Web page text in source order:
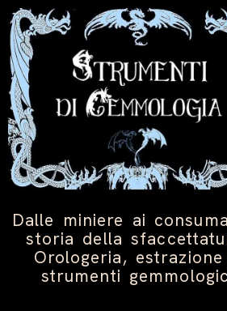
Dalle miniere ai
storia della
Orologeria,
strumenti